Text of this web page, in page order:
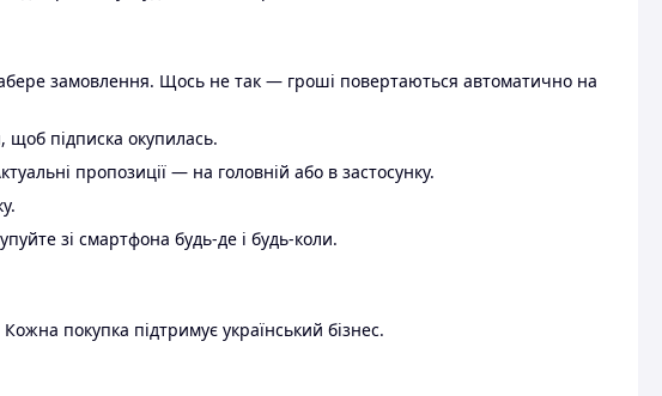
замовлення. Щось не так — гроші повертаються автоматично на
щоб підписка окупилась.
пропозиції — на головній або в застосунку.
зі смартфона будь-де і будь-коли.
покупка підтримує український бізнес.